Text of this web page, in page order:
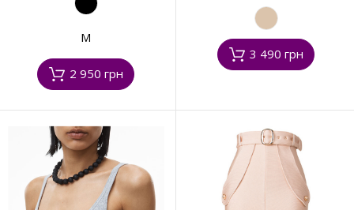
M
2 950 грн
3 490 грн